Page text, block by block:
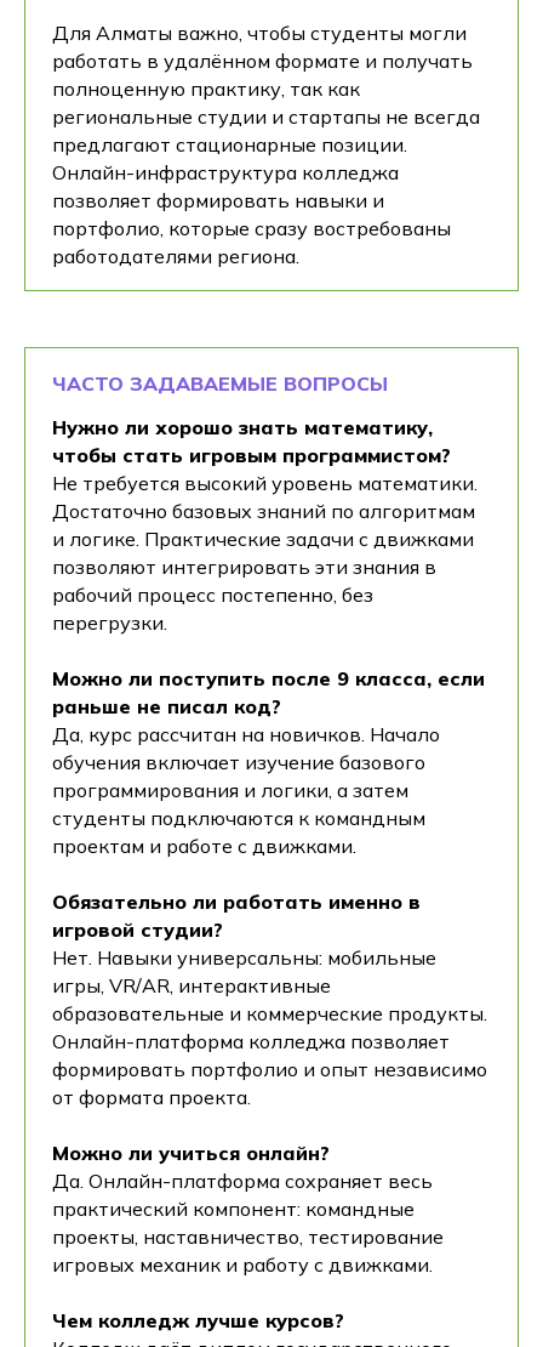
Для Алматы важно, чтобы студенты могли
работать в удалённом формате и получать
полноценную практику, так как
региональные студии и стартапы не всегда
предлагают стационарные позиции.
Онлайн-инфраструктура колледжа
позволяет формировать навыки и
портфолио, которые сразу востребованы
работодателями региона.
ЧАСТО ЗАДАВАЕМЫЕ ВОПРОСЫ
Нужно ли хорошо знать математику,
чтобы стать игровым программистом?
Не требуется высокий уровень математики.
Достаточно базовых знаний по алгоритмам
и логике. Практические задачи с движками
позволяют интегрировать эти знания в
рабочий процесс постепенно, без
перегрузки.
Можно ли поступить после 9 класса, если
раньше не писал код?
Да, курс рассчитан на новичков. Начало
обучения включает изучение базового
программирования и логики, а затем
студенты подключаются к командным
проектам и работе с движками.
Обязательно ли работать именно в
игровой студии?
Нет. Навыки универсальны: мобильные
игры, VR/AR, интерактивные
образовательные и коммерческие продукты.
Онлайн-платформа колледжа позволяет
формировать портфолио и опыт независимо
от формата проекта.
Можно ли учиться онлайн?
Да. Онлайн-платформа сохраняет весь
практический компонент: командные
проекты, наставничество, тестирование
игровых механик и работу с движками.
Чем колледж лучше курсов?